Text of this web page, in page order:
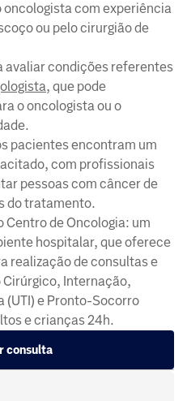
com experiência
ou pelo cirurgião de
avaliar condições referentes
, que pode
o oncologista ou o
pacientes encontram um
com profissionais
pessoas com câncer de
do tratamento.
de Oncologia: um
hospitalar, que oferece
realização de consultas e
Internação,
(UTI) e Pronto-Socorro
e crianças 24h.
consulta